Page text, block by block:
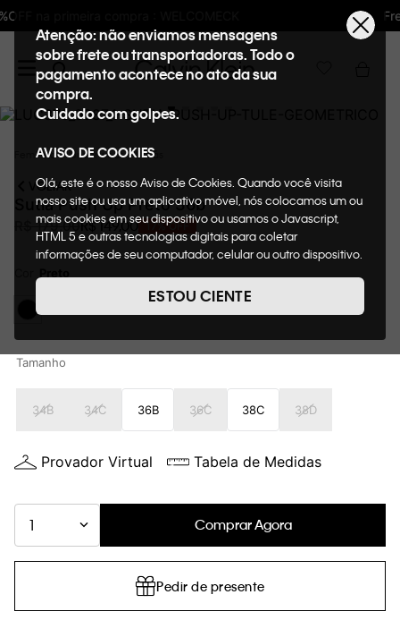
Frete GRÁTIS nas compras acima de R$600
Atenção: não enviamos mensagens
sobre frete ou transportadoras. Todo o
pagamento acontece no ato da sua
compra.
Cuidado com golpes.
AVISO DE COOKIES
Olá, este é o nosso Aviso de Cookies. Quando você visita
nosso site ou usa um aplicativo móvel, nós colocamos um ou
mais cookies em seu dispositivo ou usamos o Javascript,
HTML 5 e outras tecnologias digitais para coletar
informações de seu computador, celular ou outro dispositivo.
de cookies, informaremos quais cookies usaremos e quais
suas funções. A forma como processamos os dados
nosso Aviso de Privacidade. Quando você visita nosso site,
consideraremos isso como sua solicitação específica para
loja virtual. Para maiores informações sobre o nosso aviso de
Cookies acesse o link.
ESTOU CIENTE
Feminino Underwear Sutiãs
VOLTAR
Sutiã Push Up Preto 36b
179,00R$14900 17%OFF
Tamanho
34B 34C 36B 36C 38C 38D
Provador Virtual Tabela de Medidas
1 Comprar Agora
Pedir de presente